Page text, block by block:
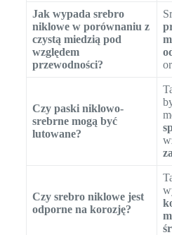
Jak wypada srebro
niklowe w porównaniu z
czystą miedzią pod
względem
przewodności?
Czy paski niklowo-
srebrne mogą być
lutowane?
Czy srebro niklowe jest
odporne na korozję?